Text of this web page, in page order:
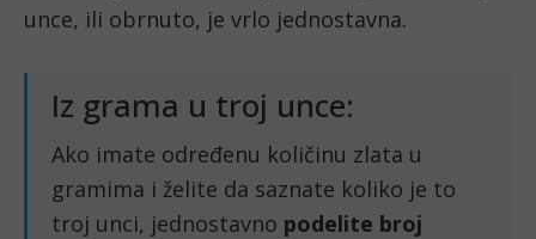
unce, ili obrnuto, je vrlo jednostavna.
Iz grama u troj unce:
Ako imate određenu količinu zlata u
gramima i želite da saznate koliko je to
troj unci, jednostavno podelite broj